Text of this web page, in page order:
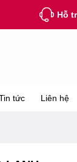
Hỗ
tức Liên hệ